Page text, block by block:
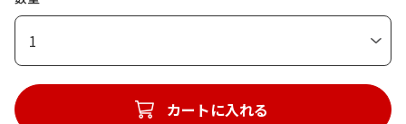
1
カートに入れる